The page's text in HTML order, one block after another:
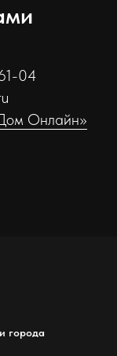
04
Онлайн»
города